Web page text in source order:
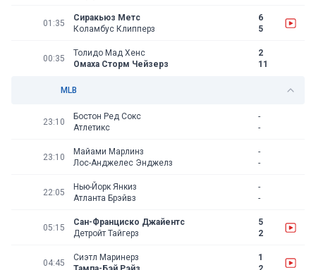
01:35
Сиракьюз Метс
6
5
Коламбус Клипперз
00:35
Толидо Мад Хенс
2
11
Омаха Сторм Чейзерз
MLB
23:10
Бостон Ред Сокс
-
-
Атлетикс
23:10
Майами Марлинз
-
-
Лос-Анджелес Энджелз
22:05
Нью-Йорк Янкиз
-
-
Атланта Брэйвз
05:15
Сан-Франциско Джайентс
5
2
Детройт Тайгерз
04:45
Сиэтл Маринерз
1